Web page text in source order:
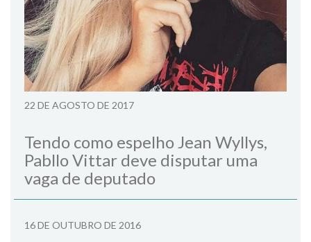
22 DE AGOSTO DE 2017
Tendo como espelho Jean Wyllys,
Pabllo Vittar deve disputar uma
vaga de deputado
16 DE OUTUBRO DE 2016